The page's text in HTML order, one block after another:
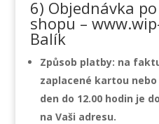
6) Objednávka
shopu –
Balík
Způsob platby: na
zaplacené kartou
den do 12.00 hodin je
na Vaši adresu.